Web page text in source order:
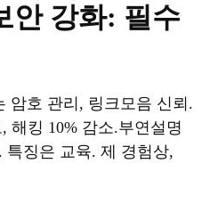
안 강화: 필수
암호 관리, 링크모음 신뢰.
해킹 10% 감소.부연설명
특징은 교육. 제 경험상,